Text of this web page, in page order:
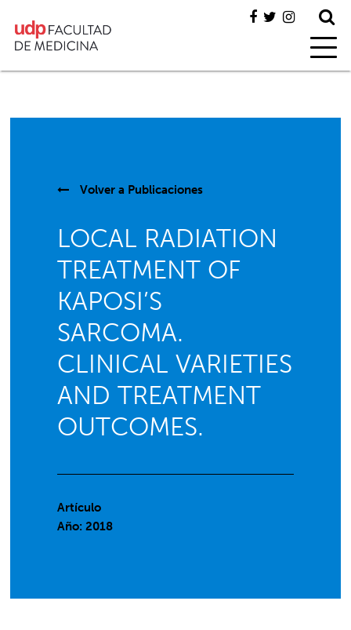
Volver a Publicaciones
LOCAL RADIATION
TREATMENT OF
KAPOSI’S
SARCOMA.
CLINICAL VARIETIES
AND TREATMENT
OUTCOMES.
Artículo
Año: 2018